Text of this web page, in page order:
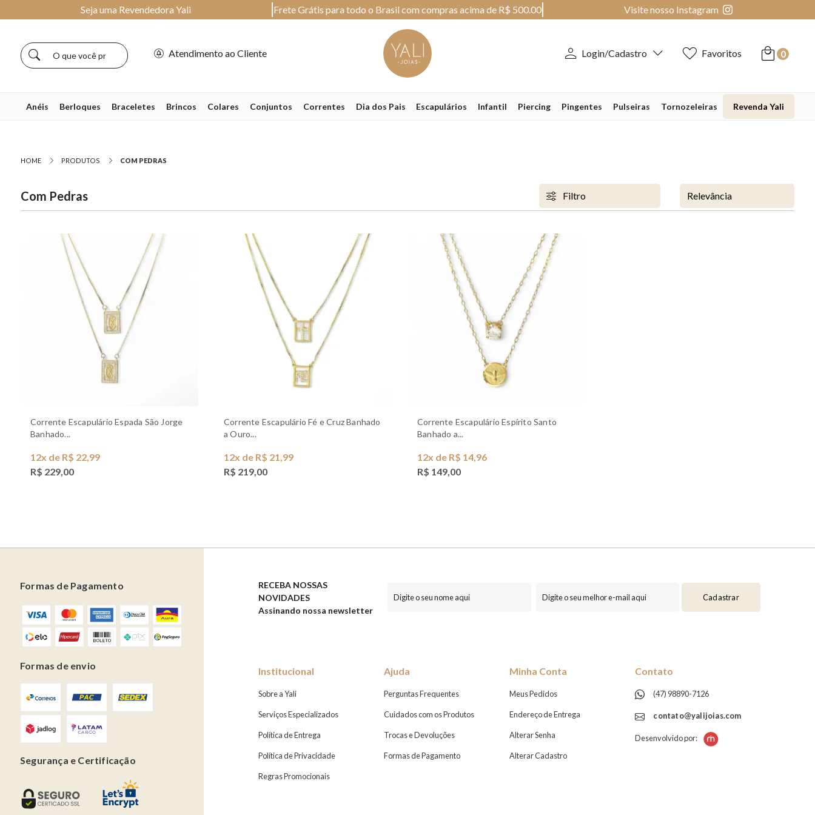
Seja uma Revendedora Yali Frete Grátis para todo o Brasil com compras acima de R$ 500.00 Visite nosso Instagram
Atendimento ao Cliente Login/Cadastro Favoritos 0
Anéis Berloques Braceletes Brincos Colares Conjuntos Correntes Dia dos Pais Escapulários Infantil Piercing Pingentes Pulseiras Tornozeleiras Revenda Yali
HOME PRODUTOS COM PEDRAS
Com Pedras Filtro
Corrente Escapulário Espada São Jorge
Banhado...
12x de R$ 22,99
R$ 229,00
Corrente Escapulário Fé e Cruz Banhado
a Ouro...
12x de R$ 21,99
R$ 219,00
Corrente Escapulário Espírito Santo
Banhado a...
12x de R$ 14,96
R$ 149,00
Formas de Pagamento
Formas de envio
Segurança e Certificação
RECEBA NOSSAS
NOVIDADES
Assinando nossa newsletter
Cadastrar
Institucional
Sobre a Yali
Serviços Especializados
Política de Entrega
Política de Privacidade
Regras Promocionais
Ajuda
Perguntas Frequentes
Cuidados com os Produtos
Trocas e Devoluções
Formas de Pagamento
Minha Conta
Meus Pedidos
Endereço de Entrega
Alterar Senha
Alterar Cadastro
Contato
(47) 98890-7126
contato@yalijoias.com
Desenvolvido por: